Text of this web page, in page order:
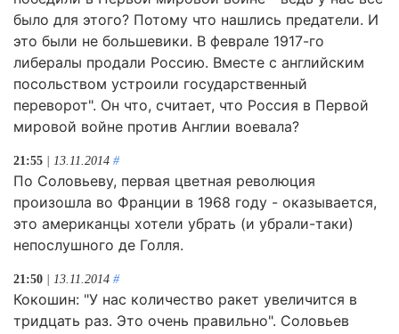
было для этого? Потому что нашлись предатели. И
это были не большевики. В феврале 1917-го
либералы продали Россию. Вместе с английским
посольством устроили государственный
переворот". Он что, считает, что Россия в Первой
мировой войне против Англии воевала?
21:55 | 13.11.2014 #
По Соловьеву, первая цветная революция
произошла во Франции в 1968 году - оказывается,
это американцы хотели убрать (и убрали-таки)
непослушного де Голля.
21:50 | 13.11.2014 #
Кокошин: "У нас количество ракет увеличится в
тридцать раз. Это очень правильно". Соловьев